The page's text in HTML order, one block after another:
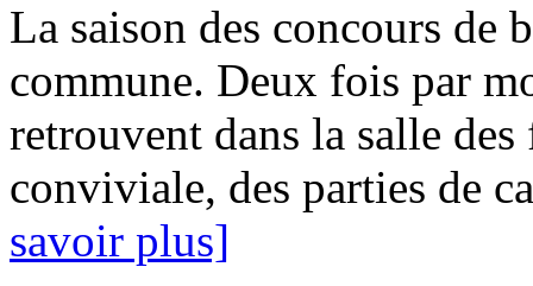
La saison des concours de
commune. Deux fois par
retrouvent dans la salle
conviviale, des parties de
savoir plus]